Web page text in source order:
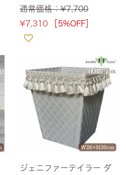
通常価格：¥7,700
¥7,310 ［5%OFF］
ジェニファーテイラー ダ